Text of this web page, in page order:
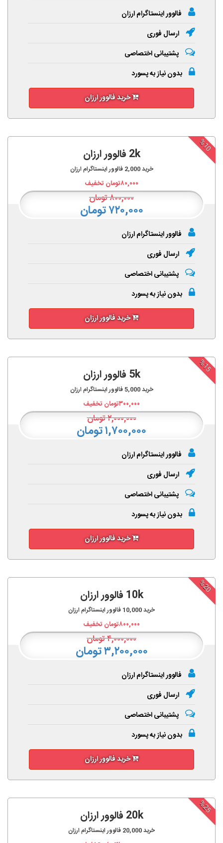
فالوور اینستاگرام ارزان
ارسال فوری
پشتیبانی اختصاصی
بدون نیاز به پسورد
خرید فالوور ارزان
%10
2k فالوور ارزان
خرید2,000 فالوور اینستاگرام ارزان
۸۰,۰۰۰تومان تخفیف
۸۰۰,۰۰۰تومان
۷۲۰,۰۰۰ تومان
فالوور اینستاگرام ارزان
ارسال فوری
پشتیبانی اختصاصی
بدون نیاز به پسورد
خرید فالوور ارزان
%15
5k فالوور ارزان
خرید5,000فالوور اینستاگرام ارزان
۳۰۰,۰۰۰تومان تخفیف
۲,۰۰۰,۰۰۰تومان
۱,۷۰۰,۰۰۰ تومان
فالوور اینستاگرام ارزان
ارسال فوری
پشتیبانی اختصاصی
بدون نیاز به پسورد
خرید فالوور ارزان
%20
10k فالوور ارزان
خرید10,000 فالوور اینستاگرام ارزان
۸۰۰,۰۰۰تومان تخفیف
۴,۰۰۰,۰۰۰تومان
۳,۲۰۰,۰۰۰ تومان
فالوور اینستاگرام ارزان
ارسال فوری
پشتیبانی اختصاصی
بدون نیاز به پسورد
خرید فالوور ارزان
%25
20k فالوور ارزان
خرید20,000 فالوور اینستاگرام ارزان